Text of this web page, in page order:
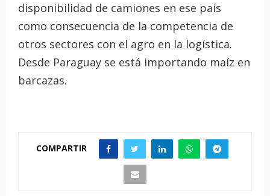
disponibilidad de camiones en ese país
como consecuencia de la competencia de
otros sectores con el agro en la logística.
Desde Paraguay se está importando maíz en
barcazas.
COMPARTIR